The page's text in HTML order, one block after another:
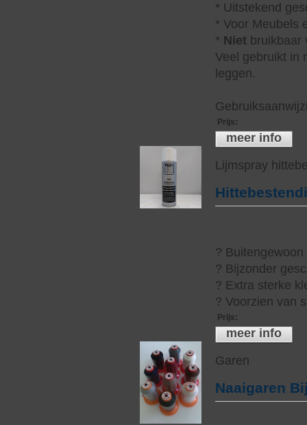
* Uitstekend
* Voor Meubels
* Niet bruikbaar
Veel gebruikt in
leggen.
Prijs:
meer info
Lijmspray
?
? Bijzonder
? Extra sterke
? Voorzien van
Prijs:
meer info
Garen
Naaigaren